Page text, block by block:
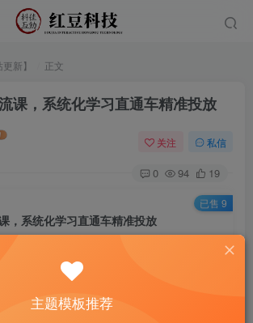
新】 正文
课，系统化学习直通车精准投放
关注 私信
0 94 19
，系统化学习直通车精准投放
请付费后查看
9.9
免费
已售 9
主题模板推荐